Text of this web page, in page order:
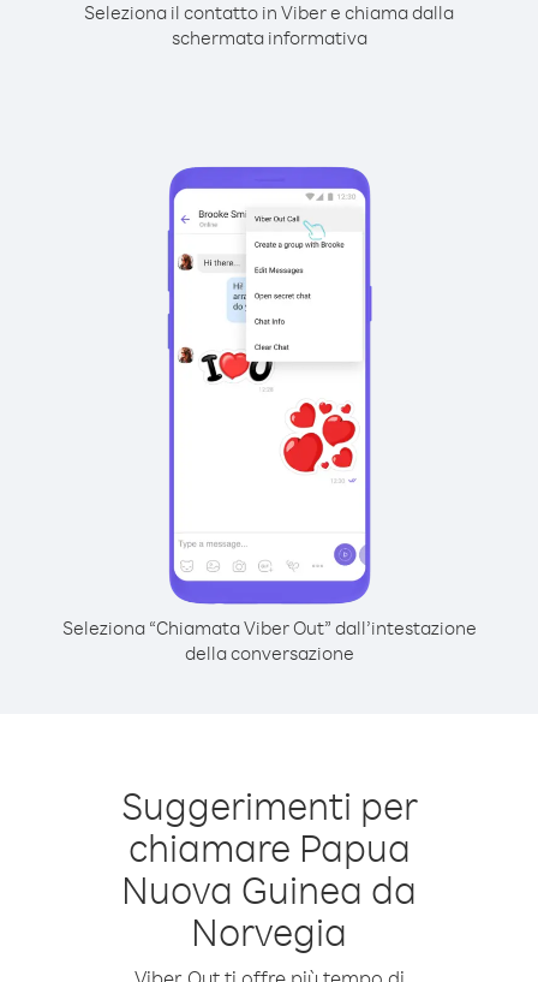
Seleziona il contatto in Viber e chiama dalla
schermata informativa
Seleziona “Chiamata Viber Out” dall’intestazione
della conversazione
Suggerimenti per
chiamare Papua
Nuova Guinea da
Norvegia